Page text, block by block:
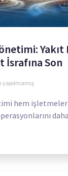
Yakıt
İsrafına Son
yapılmamış
hem